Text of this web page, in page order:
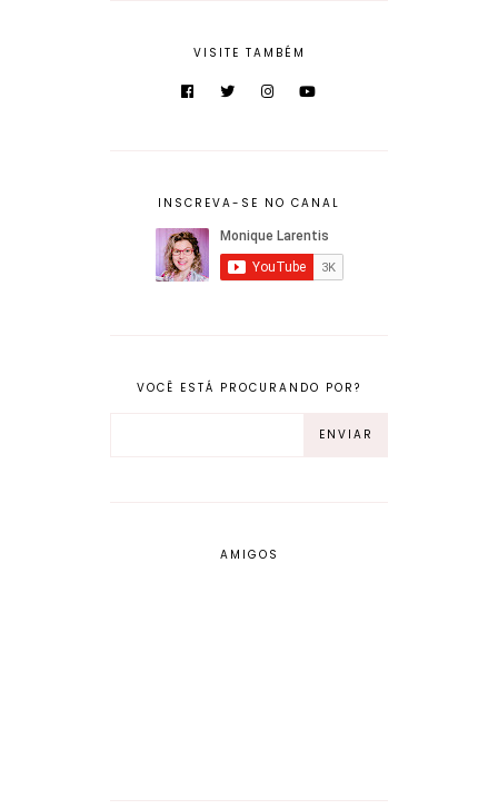
VISITE TAMBÉM
INSCREVA-SE NO CANAL
VOCÊ ESTÁ PROCURANDO POR?
AMIGOS